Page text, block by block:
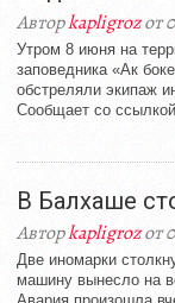
Авторkapligrozот
Утром 8 июня на
заповедника «Ак
обстреляли экипаж
Сообщает со
В Балхаше
Авторkapligrozот
Две иномарки
машину вынесло на